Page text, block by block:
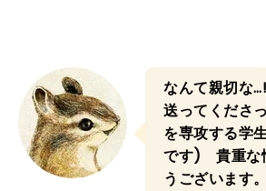
なんて親切な
送ってくださ
を専攻する学
です) 貴重な
うございます。